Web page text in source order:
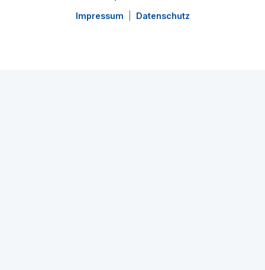
Impressum Datenschutz